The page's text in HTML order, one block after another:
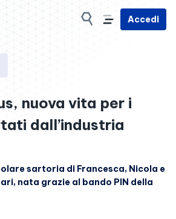
Accedi
nuova vita per i
dall’industria
sartoria di Francesca, Nicola e
nata grazie al bando PIN della